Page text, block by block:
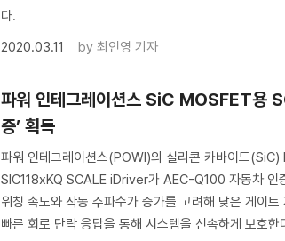
다.
2020.03.11
by최인영 기자
파워 인테그레이션스 SiC MOSFET
증’ 획득
파워 인테그레이션스(POWI)의 실리콘 카바이드
SIC118xKQ SCALE iDriver가 AEC-Q100 자동차 인
위칭 속도와 작동 주파수가 증가를 고려해 낮은 게이
빠른 회로 단락 응답을 통해 시스템을 신속하게 보호한